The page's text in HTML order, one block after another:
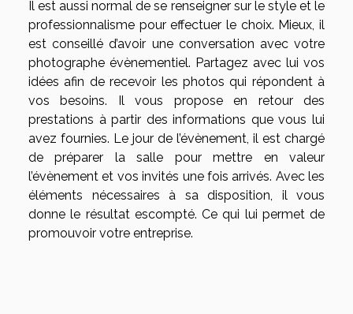
Il est aussi normal de se renseigner sur le style et le
professionnalisme pour effectuer le choix. Mieux, il
est conseillé d’avoir une conversation avec votre
photographe évènementiel. Partagez avec lui vos
idées afin de recevoir les photos qui répondent à
vos besoins. Il vous propose en retour des
prestations à partir des informations que vous lui
avez fournies. Le jour de l’évènement, il est chargé
de préparer la salle pour mettre en valeur
l’évènement et vos invités une fois arrivés. Avec les
éléments nécessaires à sa disposition, il vous
donne le résultat escompté. Ce qui lui permet de
promouvoir votre entreprise.